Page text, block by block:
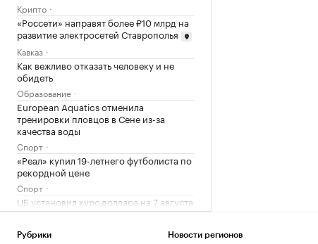
Крипто
«Россети» направят более ₽10 млрд на
развитие электросетей Ставрополья
Кавказ
Как вежливо отказать человеку и не
обидеть
Образование
European Aquatics отменила
тренировки пловцов в Сене из-за
качества воды
Спорт
«Реал» купил 19-летнего футболиста по
рекордной цене
Спорт
ЦБ установил курс доллара на 7 августа
выше ₽81
Инвестиции
Рубрики Новости регионов